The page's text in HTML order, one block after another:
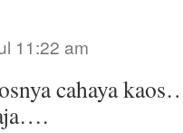
11:22 am
cahaya